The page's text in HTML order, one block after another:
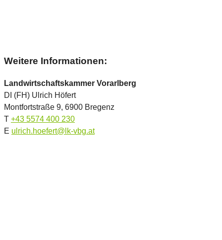
Weitere Informationen:
Landwirtschaftskammer Vorarlberg
DI (FH) Ulrich Höfert
Montfortstraße 9, 6900 Bregenz
T +43 5574 400 230
E ulrich.hoefert@lk-vbg.at